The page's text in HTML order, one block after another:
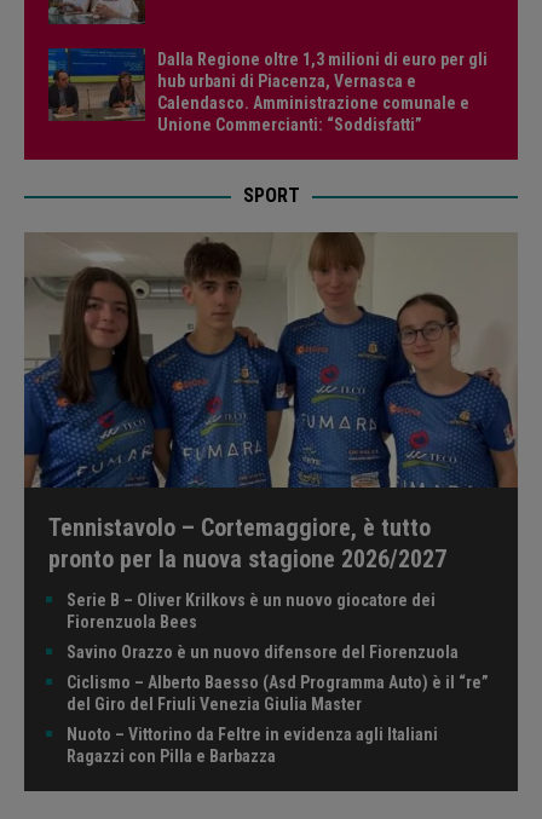
Dalla Regione oltre 1,3 milioni di euro per gli
hub urbani di Piacenza, Vernasca e
Calendasco. Amministrazione comunale e
Unione Commercianti: “Soddisfatti”
SPORT
Tennistavolo – Cortemaggiore, è tutto
pronto per la nuova stagione 2026/2027
Serie B – Oliver Krilkovs è un nuovo giocatore dei
Fiorenzuola Bees
Savino Orazzo è un nuovo difensore del Fiorenzuola
Ciclismo – Alberto Baesso (Asd Programma Auto) è il “re”
del Giro del Friuli Venezia Giulia Master
Nuoto – Vittorino da Feltre in evidenza agli Italiani
Ragazzi con Pilla e Barbazza